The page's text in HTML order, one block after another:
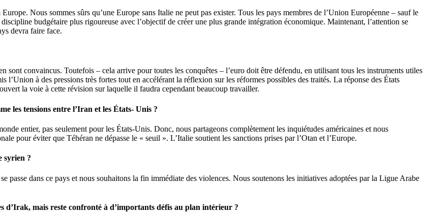
Nous sommes sûrs qu’une Europe sans Italie ne peut pas exister. Tous les pays membres de l’Union Européenne – sauf le
budgétaire plus rigoureuse avec l’objectif de créer une plus grande intégration économique. Maintenant, l’attention se
devra faire face.
sont convaincus. Toutefois – cela arrive pour toutes les conquêtes – l’euro doit être défendu, en utilisant tous les instruments utiles
à des pressions très fortes tout en accélérant la réflexion sur les réformes possibles des traités. La réponse des États
la voie à cette révision sur laquelle il faudra cependant beaucoup travailler.
les tensions entre l’Iran et les États- Unis ?
entier, pas seulement pour les États-Unis. Donc, nous partageons complètement les inquiétudes américaines et nous
pour éviter que Téhéran ne dépasse le « seuil ». L’Italie soutient les sanctions prises par l’Otan et l’Europe.
syrien ?
passe dans ce pays et nous souhaitons la fin immédiate des violences. Nous soutenons les initiatives adoptées par la Ligue Arabe
d’Irak, mais reste confronté à d’importants défis au plan intérieur ?